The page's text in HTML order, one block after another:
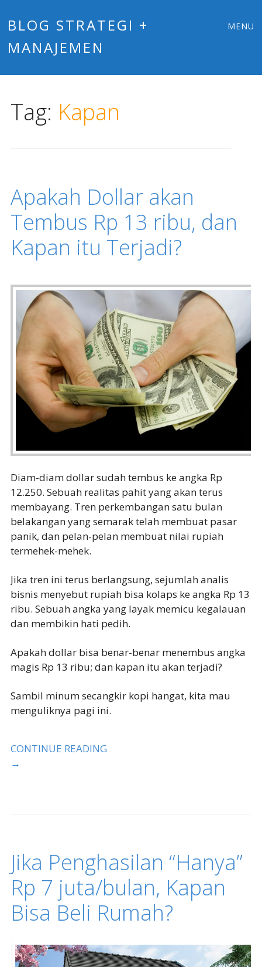
BLOG STRATEGI +
MANAJEMEN
MENU
Tag: Kapan
Apakah Dollar akan
Tembus Rp 13 ribu, dan
Kapan itu Terjadi?
Diam-diam dollar sudah tembus ke angka Rp
12.250. Sebuah realitas pahit yang akan terus
membayang. Tren perkembangan satu bulan
belakangan yang semarak telah membuat pasar
panik, dan pelan-pelan membuat nilai rupiah
termehek-mehek.
Jika tren ini terus berlangsung, sejumlah analis
bisnis menyebut rupiah bisa kolaps ke angka Rp 13
ribu. Sebuah angka yang layak memicu kegalauan
dan membikin hati pedih.
Apakah dollar bisa benar-benar menembus angka
magis Rp 13 ribu; dan kapan itu akan terjadi?
Sambil minum secangkir kopi hangat, kita mau
menguliknya pagi ini.
CONTINUE READING
→
Jika Penghasilan “Hanya”
Rp 7 juta/bulan, Kapan
Bisa Beli Rumah?